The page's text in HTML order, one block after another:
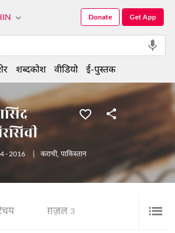
- 2016 कराची, पाकिस्तान
ग़ज़ल 3
Get App
Donate
शब्दकोश वीडियो ई-पुस्तक